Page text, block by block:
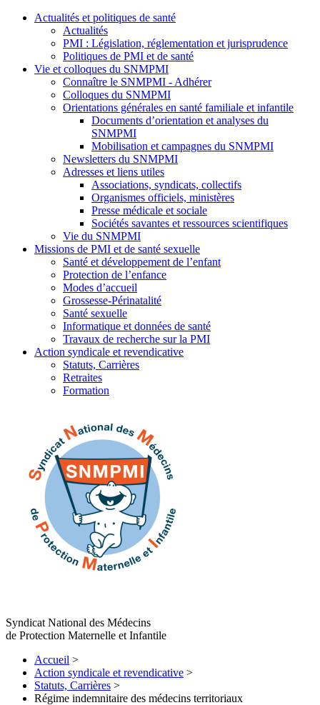
Actualités et politiques de santé
Actualités
PMI : Législation, réglementation et jurisprudence
Politiques de PMI et de santé
Vie et colloques du SNMPMI
Connaître le SNMPMI - Adhérer
Colloques du SNMPMI
Orientations générales en santé familiale et infantile
Documents d’orientation et analyses du
SNMPMI
Mobilisation et campagnes du SNMPMI
Newsletters du SNMPMI
Adresses et liens utiles
Associations, syndicats, collectifs
Organismes officiels, ministères
Presse médicale et sociale
Sociétés savantes et ressources scientifiques
Vie du SNMPMI
Missions de PMI et de santé sexuelle
Santé et développement de l’enfant
Protection de l’enfance
Modes d’accueil
Grossesse-Périnatalité
Santé sexuelle
Informatique et données de santé
Travaux de recherche sur la PMI
Action syndicale et revendicative
Statuts, Carrières
Retraites
Formation
Syndicat National des Médecins
de Protection Maternelle et Infantile
Accueil >
Action syndicale et revendicative >
Statuts, Carrières >
Régime indemnitaire des médecins territoriaux